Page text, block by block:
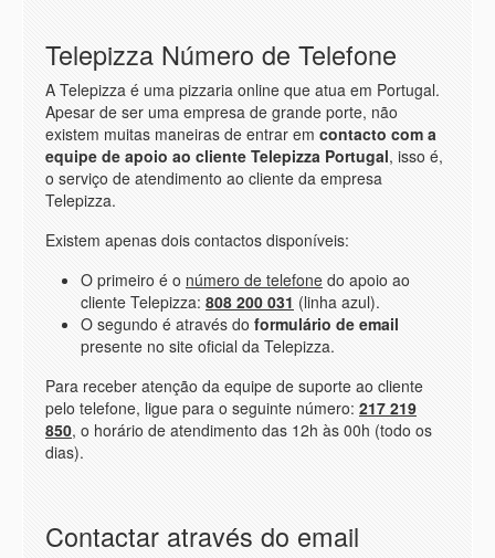
Telepizza Número de Telefone
A Telepizza é uma pizzaria online que atua em Portugal.
Apesar de ser uma empresa de grande porte, não
existem muitas maneiras de entrar em contacto com a
equipe de apoio ao cliente Telepizza Portugal, isso é,
o serviço de atendimento ao cliente da empresa
Telepizza.
Existem apenas dois contactos disponíveis:
O primeiro é o número de telefone do apoio ao
cliente Telepizza: 808 200 031 (linha azul).
O segundo é através do formulário de email
presente no site oficial da Telepizza.
Para receber atenção da equipe de suporte ao cliente
pelo telefone, ligue para o seguinte número: 217 219
850, o horário de atendimento das 12h às 00h (todo os
dias).
Contactar através do email